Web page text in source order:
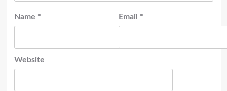
Name * Email *
Website